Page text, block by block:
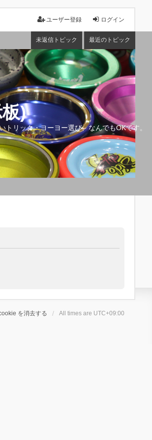
ログイン
ユーザー登録
未返信トピック 最近のトピック
)
リック・ヨーヨー選び、なんでもOKです。
を消去する All times are UTC+09:00